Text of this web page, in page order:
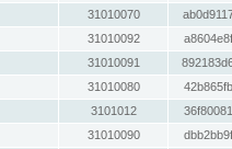
31010070
31010092
31010091
31010080
3101012
31010090